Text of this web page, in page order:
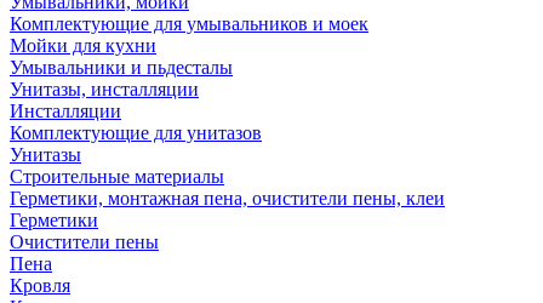
Комплектующие для умывальников и моек
Мойки для кухни
Умывальники и пьдесталы
Унитазы, инсталляции
Инсталляции
Комплектующие для унитазов
Унитазы
Строительные материалы
Герметики, монтажная пена, очистители пены, клеи
Герметики
Очистители пены
Пена
Кровля